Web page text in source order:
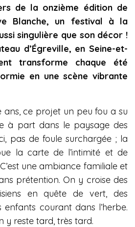
de la onzième édition de
Blanche, un festival à la
singulière que son décor !
d’Égreville, en Seine-et-
transforme chaque été
en une scène vibrante
ans, ce projet un peu fou a su
à part dans le paysage des
pas de foule surchargée ; la
la carte de l’intimité et de
une ambiance familiale et
prétention. On y croise des
en quête de vert, des
enfants courant dans l’herbe.
y reste tard, très tard.